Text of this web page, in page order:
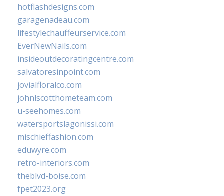
hotflashdesigns.com
garagenadeau.com
lifestylechauffeurservice.com
EverNewNails.com
insideoutdecoratingcentre.com
salvatoresinpoint.com
jovialfloralco.com
johnlscotthometeam.com
u-seehomes.com
watersportslagonissi.com
mischieffashion.com
eduwyre.com
retro-interiors.com
theblvd-boise.com
fpet2023.org